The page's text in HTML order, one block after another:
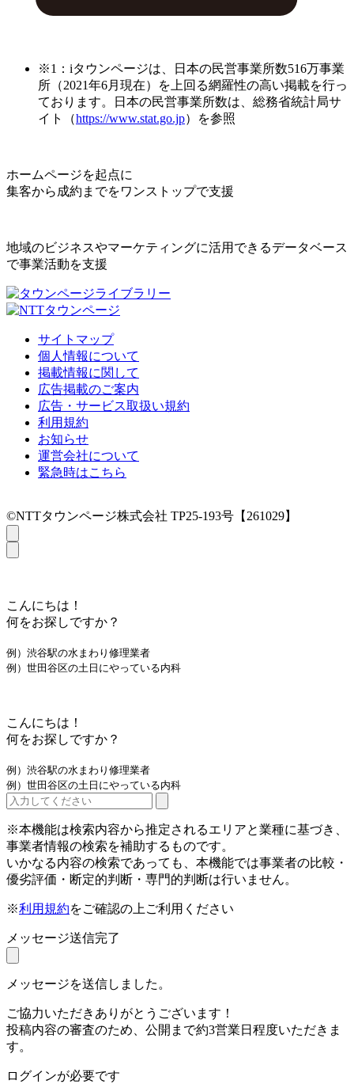
※1：iタウンページは、日本の民営事業所数516万事業
所（2021年6月現在）を上回る網羅性の高い掲載を行っ
ております。日本の民営事業所数は、総務省統計局サ
イト（https://www.stat.go.jp）を参照
ホームページを起点に
集客から成約までをワンストップで支援
地域のビジネスやマーケティングに活用できるデータベース
で事業活動を支援
サイトマップ
個人情報について
掲載情報に関して
広告掲載のご案内
広告・サービス取扱い規約
利用規約
お知らせ
運営会社について
緊急時はこちら
©NTTタウンページ株式会社 TP25-193号【261029】
こんにちは！
何をお探しですか？
例）渋谷駅の水まわり修理業者
例）世田谷区の土日にやっている内科
こんにちは！
何をお探しですか？
例）渋谷駅の水まわり修理業者
例）世田谷区の土日にやっている内科
※本機能は検索内容から推定されるエリアと業種に基づき、
事業者情報の検索を補助するものです。
いかなる内容の検索であっても、本機能では事業者の比較・
優劣評価・断定的判断・専門的判断は行いません。
※利用規約をご確認の上ご利用ください
メッセージ送信完了
メッセージを送信しました。
ご協力いただきありがとうございます！
投稿内容の審査のため、公開まで約3営業日程度いただきま
す。
ログインが必要です